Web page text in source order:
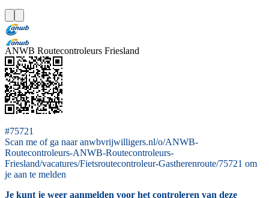
ANWB Routecontroleurs Friesland
#75721
Scan me of ga naar anwbvrijwilligers.nl/o/ANWB-
Routecontroleurs-ANWB-Routecontroleurs-
Friesland/vacatures/Fietsroutecontroleur-Gastherenroute/75721 om
je aan te melden
Je kunt je weer aanmelden voor het controleren van deze